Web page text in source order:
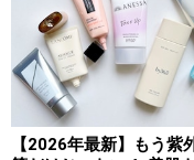
肌のアラを自
ト肌に
ファンデとは
が自慢
【2026年最新】もう紫